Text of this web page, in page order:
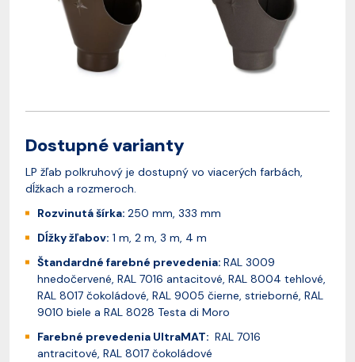
Dostupné varianty
LP žľab polkruhový je dostupný vo viacerých farbách,
dĺžkach a rozmeroch.
Rozvinutá šírka: 250 mm, 333 mm
Dĺžky žľabov: 1 m, 2 m, 3 m, 4 m
Štandardné farebné prevedenia: RAL 3009
hnedočervené, RAL 7016 antacitové, RAL 8004 tehlové,
RAL 8017 čokoládové, RAL 9005 čierne, strieborné, RAL
9010 biele a RAL 8028 Testa di Moro
Farebné prevedenia UltraMAT: RAL 7016
antracitové, RAL 8017 čokoládové